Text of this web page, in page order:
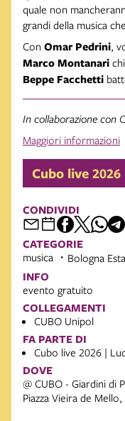
quale non
grandi della musica
Con Omar Pedrini,
Marco Montanari
Beppe Facchetti
In collaborazione con
Maggiori informazioni
Cubo live
CONDIVIDI
CATEGORIE
musica Bologna
INFO
evento gratuito
COLLEGAMENTI
CUBO Unipol
FA PARTE DI
Cubo live 2026 |
DOVE
@ CUBO - Giardini di
Piazza Vieira de